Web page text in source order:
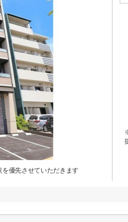
優先させていただきます